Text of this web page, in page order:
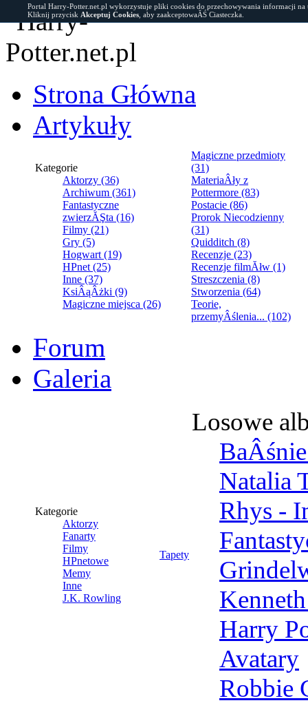
Strona Główna
Artykuły
Kategorie
Aktorzy (36)
Archiwum (361)
Fantastyczne
zwierzĂŞta (16)
Filmy (21)
Gry (5)
Hogwart (19)
HPnet (25)
Inne (37)
KsiÂąÂżki (9)
Magiczne miejsca (26)
Magiczne przedmioty
(31)
MateriaÂły z
Pottermore (83)
Postacie (86)
Prorok Niecodzienny
(31)
Quidditch (8)
Recenzje (23)
Recenzje filmĂłw (1)
Streszczenia (8)
Stworzenia (64)
Teorie,
przemyÂślenia... (102)
Forum
Galeria
Kategorie
Aktorzy
Fanarty
Filmy
HPnetowe
Memy
Inne
J.K. Rowling
Tapety
Losowe
Natalia
Rhys -
Harry
Avatary
Robbie
Portal Harry-Potter.net.pl wykorzystuje pliki cookies do przechowywania informacji
Kliknij przycisk Akceptuj Cookies , aby zaakceptowaĂŚ Ciasteczka.